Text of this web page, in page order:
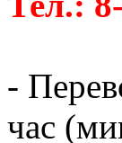
-
час